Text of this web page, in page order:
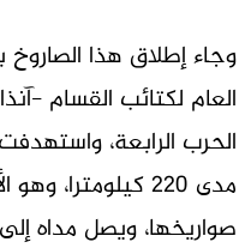
وجاء إطلاق هذا الصاروخ
العام لكتائب القسام -
الحرب الرابعة،
مدى 220